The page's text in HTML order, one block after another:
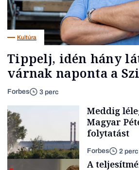
Kultúra
Tippelj, idén hány
várnak naponta a
Forbes 3 perc
Meddig
Magyar
folytatást
Forbes 2 perc
A